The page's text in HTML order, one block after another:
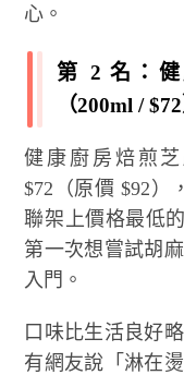
心。
第 2 名：
（200ml / $72
健康廚房焙煎
$72（原價 $92）
聯架上價格最低
第一次想嘗試胡
入門。
口味比生活良好
有網友說「淋在